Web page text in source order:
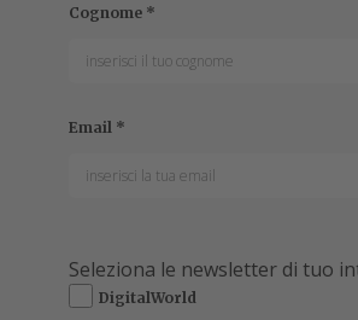
Cognome *
Email *
Seleziona le newsletter di tuo
DigitalWorld